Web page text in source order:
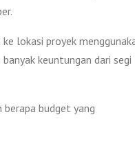
lokasi proyek
keuntungan dari segi
budget yang